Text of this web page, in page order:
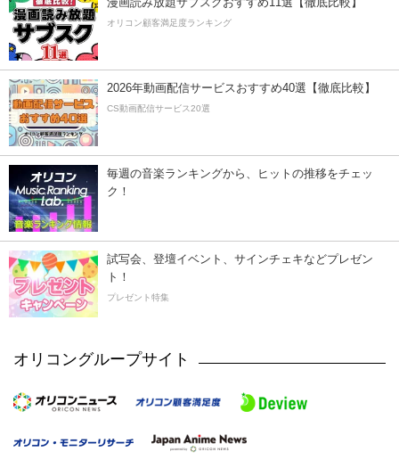
オリコン顧客満足度ランキング
2026年動画配信サービスおすすめ40選【徹底比較】
CS動画配信サービス20選
毎週の音楽ランキングから、ヒットの推移をチェッ
ク！
試写会、登壇イベント、サインチェキなどプレゼン
ト！
プレゼント特集
オリコングループサイト